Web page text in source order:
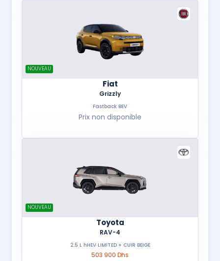
NOUVEAU
Fiat
Grizzly
Fastback BEV
Prix non disponible
NOUVEAU
Toyota
RAV-4
2.5 L hHEV LIMITED + CUIR BEIGE
503 900 Dhs